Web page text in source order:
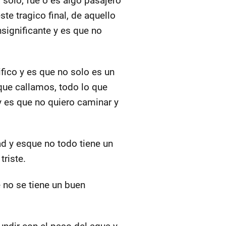
tragico final, de aquello
y es que no
y es que no solo es un
callamos, todo lo que
que no quiero caminar y
y esque no todo tiene un
se tiene un buen